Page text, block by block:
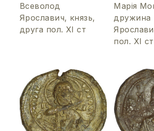
Всеволод
Ярославич, князь,
друга пол. ХІ ст
Марія
дружина
пол. ХІ ст